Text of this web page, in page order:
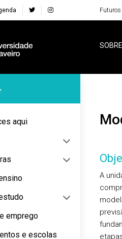
Lateral
aqui
emprego
e escolas
A